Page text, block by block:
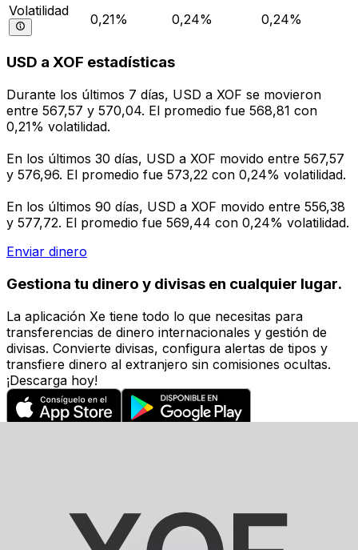
Volatilidad
0,21% 0,24% 0,24%
USD a XOF estadísticas
Durante los últimos 7 días, USD a XOF se movieron
entre 567,57 y 570,04. El promedio fue 568,81 con
0,21% volatilidad.
En los últimos 30 días, USD a XOF movido entre 567,57
y 576,96. El promedio fue 573,22 con 0,24% volatilidad.
En los últimos 90 días, USD a XOF movido entre 556,38
y 577,72. El promedio fue 569,44 con 0,24% volatilidad.
Enviar dinero
Gestiona tu dinero y divisas en cualquier lugar.
La aplicación Xe tiene todo lo que necesitas para
transferencias de dinero internacionales y gestión de
divisas. Convierte divisas, configura alertas de tipos y
transfiere dinero al extranjero sin comisiones ocultas.
¡Descarga hoy!